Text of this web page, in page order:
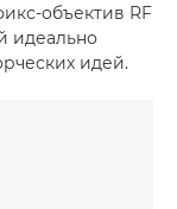
объектив RF
идеально
идей.